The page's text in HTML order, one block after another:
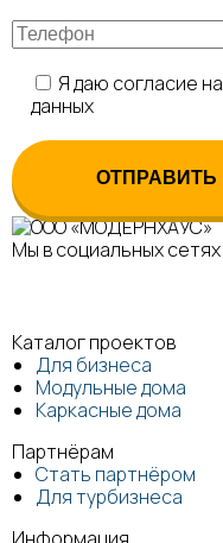
Я даю согласие
данных
Мы в социальных сетях
Каталог проектов
Для бизнеса
Модульные дома
Каркасные дома
Партнёрам
Стать партнёром
Для турбизнеса